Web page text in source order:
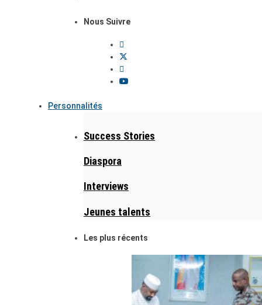
Nous Suivre
Personnalités
Success Stories
Diaspora
Interviews
Jeunes talents
Les plus récents